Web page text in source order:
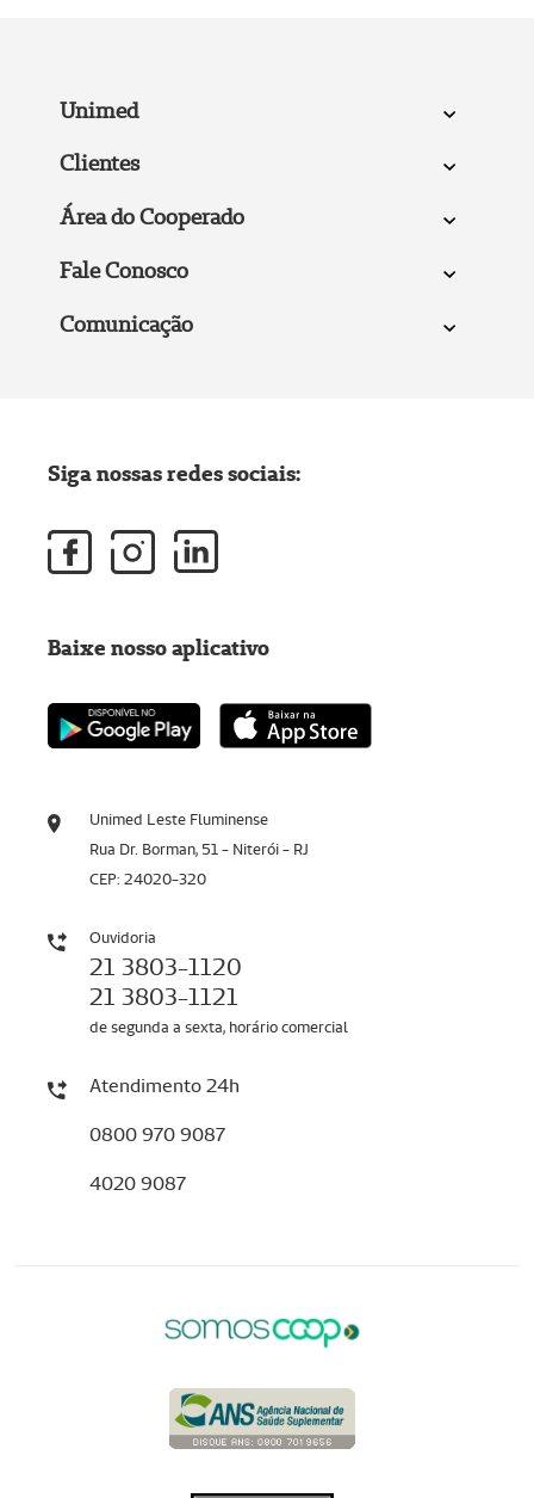
Unimed
Clientes
Área do Cooperado
Fale Conosco
Comunicação
Unimed Leste Fluminense
Rua Dr. Borman, 51 - Niterói - RJ
CEP: 24020-320
Ouvidoria
21 3803-1120
21 3803-1121
de segunda a sexta, horário comercial
Atendimento 24h
0800 970 9087
4020 9087
Siga nossas redes sociais:
Baixe nosso aplicativo